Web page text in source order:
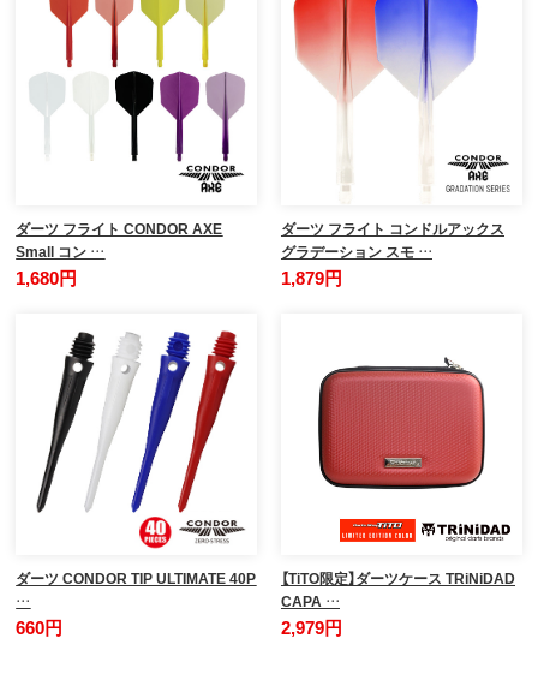
ダーツ フライト CONDOR AXE
Small コン …
1,680円
ダーツ フライト コンドルアックス
グラデーション スモ …
1,879円
ダーツ CONDOR TIP ULTIMATE 40P
…
660円
【TiTO限定】ダーツケース TRiNiDAD
CAPA …
2,979円